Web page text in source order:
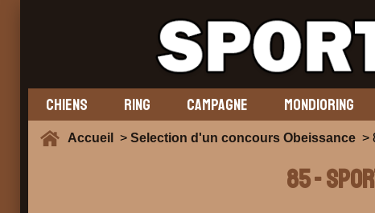
CHIENS RING CAMPAGNE MONDIORING
Accueil > Selection d'un concours Obeissance >
85 -